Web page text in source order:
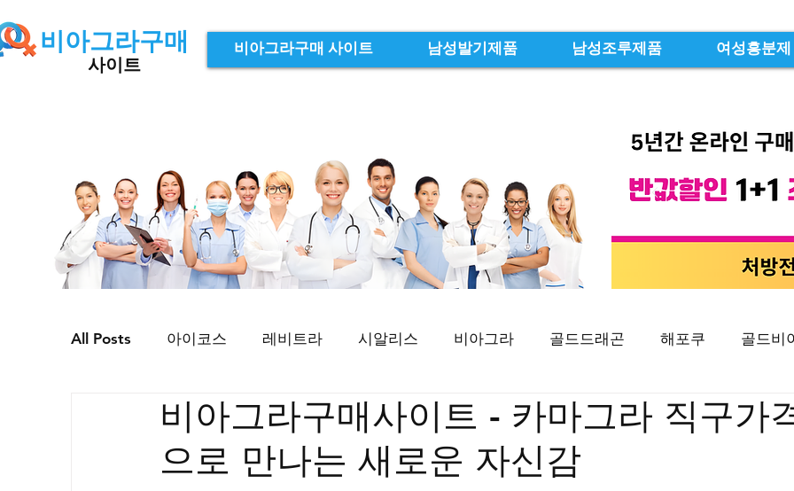
비아그라구매
사이트
비아그라구매 사이트 남성발기제품 남성조루제품 여성흥분제
All Posts 아이코스 레비트라 시알리스 비아그라 골드드래곤 해포쿠 골드비
골드시알리스 프릴리지 필름형센트립 비맥스 필름형비닉스 카마그라 칵스
프로코밀
비아그라구매사이트 - 카마그라 직구가
으로 만나는 새로운 자신감